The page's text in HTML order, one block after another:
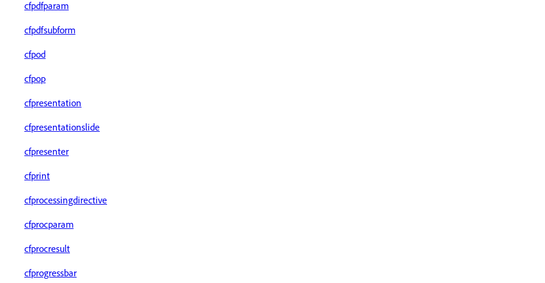
cfpdfparam
cfpdfsubform
cfpod
cfpop
cfpresentation
cfpresentationslide
cfpresenter
cfprint
cfprocessingdirective
cfprocparam
cfprocresult
cfprogressbar